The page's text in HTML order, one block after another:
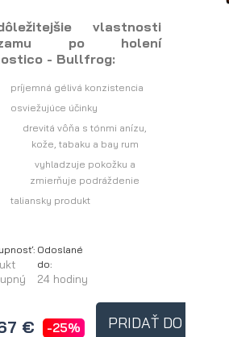
vlastnosti
po holení
- Bullfrog:
príjemná gélivá konzistencia
osviežujúce účinky
drevitá vôňa s tónmi anízu,
kože, tabaku a bay rum
vyhladzuje pokožku a
zmierňuje podráždenie
taliansky produkt
Odoslané
do:
24 hodiny
€ -25% PRIDAŤ DO KOŠÍKA